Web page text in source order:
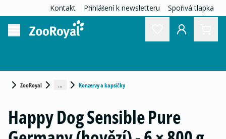
Kontakt Přihlášení k newsletteru Spořivá tlapka
ZooRoyal ... Konzervy a kapsičky
Happy Dog Sensible Pure